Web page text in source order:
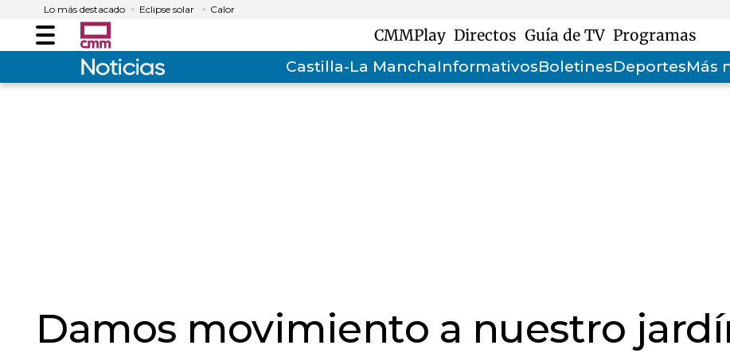
Lo más destacado Eclipse solar Calor
Menú CMMPlay Directos Guía de TV Programas
Castilla-La ManchaInformativosBoletinesDeportesMás
Damos movimiento a nuestro